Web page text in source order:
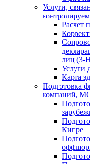
Услуги,
Расчет
лиц
Услуги
Карта
Подготовка
компаний,
Кипре